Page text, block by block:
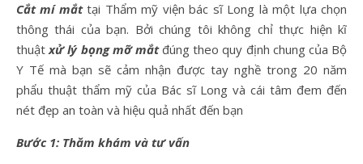
Cắt mí mắt tại Thẩm mỹ viện bác sĩ Long là một lựa chọn
thông thái của bạn. Bởi chúng tôi không chỉ thực hiện kĩ
thuậtxử lý bọng mỡ mắtđúng theo quy định chung của Bộ
Y Tế mà bạn sẽ cảm nhận được tay nghề trong 20 năm
phẩu thuật thẩm mỹ của Bác sĩ Long và cái tâm đem đến
nét đẹp an toàn và hiệu quả nhất đến bạn
Bước 1: Thăm khám và tư vấn